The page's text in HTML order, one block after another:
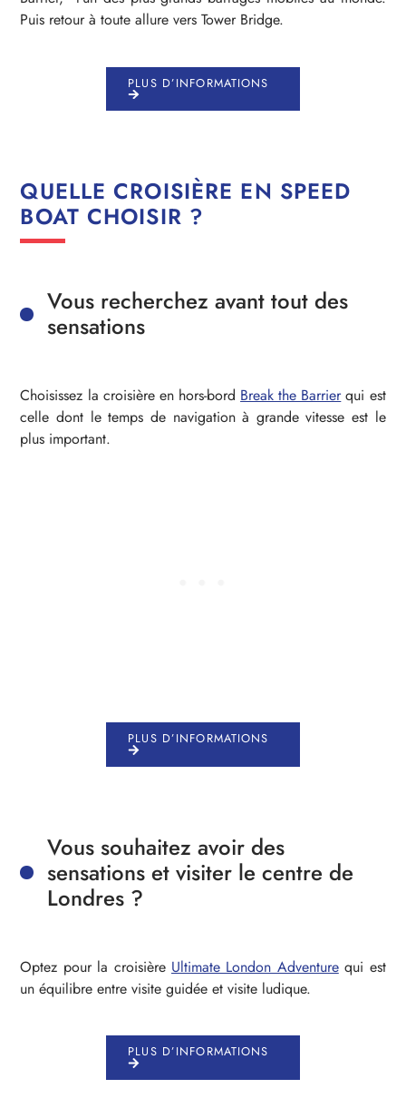
Puis retour à toute allure vers Tower Bridge.
PLUS D’INFORMATIONS
QUELLE CROISIÈRE EN SPEED
BOAT CHOISIR ?
Vous recherchez avant tout des
sensations
Choisissez la croisière en hors-bord Break the Barrierqui est
celle dont le temps de navigation à grande vitesse est le
plus important.
PLUS D’INFORMATIONS
Vous souhaitez avoir des
sensations et visiter le centre de
Londres ?
Optez pour la croisière Ultimate London Adventurequi est
un équilibre entre visite guidée et visite ludique.
PLUS D’INFORMATIONS